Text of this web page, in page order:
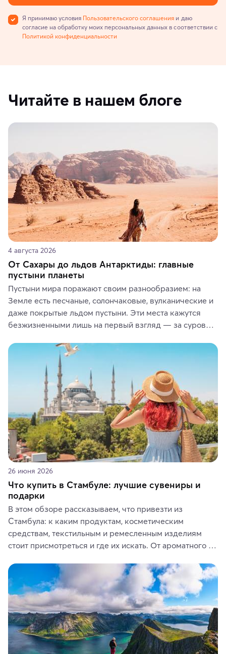
Я принимаю условия Пользовательского соглашения и даю
согласие на обработку моих персональных данных в соответствии с
Политикой конфиденциальности
Читайте в нашем блоге
4 августа 2026
От Сахары до льдов Антарктиды: главные
пустыни планеты
Пустыни мира поражают своим разнообразием: на
Земле есть песчаные, солончаковые, вулканические и
даже покрытые льдом пустыни. Эти места кажутся
безжизненными лишь на первый взгляд — за суровой
животные и маршруты, которые дарят одни из самых
ярких впечатлений от путешествий.
26 июня 2026
Что купить в Стамбуле: лучшие сувениры и
подарки
В этом обзоре рассказываем, что привезти из
Стамбула: к каким продуктам, косметическим
средствам, текстильным и ремесленным изделиям
стоит присмотреться и где их искать. От ароматного
керамики и изделий из кожи на турецких рынках и в
аутентичных лавках — в подарок близким или себе на
память о путешествии.